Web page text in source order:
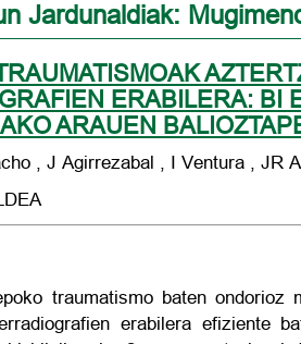
Jardunaldiak:
ERABILERA: BI
ARAUEN
, J Agirrezabal , I Ventura , JR
traumatismo baten ondorioz
erabilera efiziente